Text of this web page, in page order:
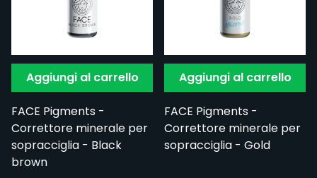
Aggiungi al carrello
FACE Pigments -
Correttore minerale per
sopracciglia - Black
brown
Aggiungi al carrello
FACE Pigments -
Correttore minerale per
sopracciglia - Gold